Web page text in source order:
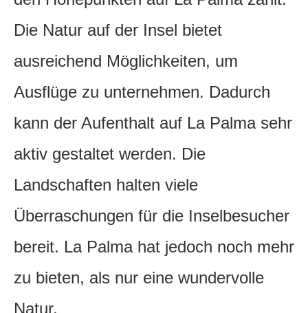
Die Natur auf der Insel bietet
ausreichend Möglichkeiten, um
Ausflüge zu unternehmen. Dadurch
kann der Aufenthalt auf La Palma sehr
aktiv gestaltet werden. Die
Landschaften halten viele
Überraschungen für die Inselbesucher
bereit. La Palma hat jedoch noch mehr
zu bieten, als nur eine wundervolle
Natur.